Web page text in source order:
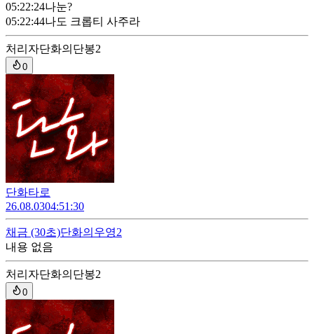
05:22:24나눈?
05:22:44나도 크롭티 사주라
처리자단화의단봉2
0
단화타로
26.08.0304:51:30
채금 (30초)단화의우영2
내용 없음
처리자단화의단봉2
0